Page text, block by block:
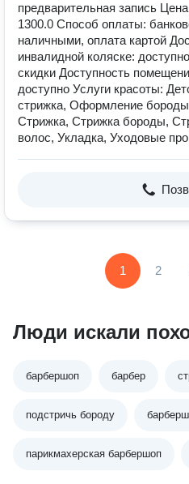
предварительная запись
1300.0 Способ оплаты:
наличными, оплата картой
инвалидной коляске:
скидки Доступность
доступно Услуги красоты:
стрижка, Оформление
Стрижка, Стрижка бороды,
волос, Укладка, Уходовые
1 2
Люди искали
барбершоп барбер
подстричь бороду
парикмахерская барбершоп